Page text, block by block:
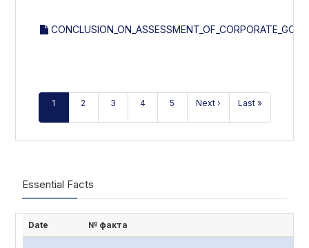
1 2 3 4 5 Next › Last »
Essential Facts
Date № факта